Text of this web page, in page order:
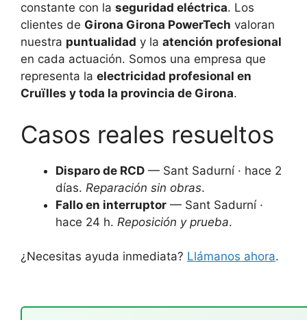
constante con la seguridad eléctrica. Los
clientes de Girona Girona PowerTech valoran
nuestra puntualidad y la atención profesional
en cada actuación. Somos una empresa que
representa la electricidad profesional en
Cruïlles y toda la provincia de Girona.
Casos reales resueltos
Disparo de RCD — Sant Sadurní · hace 2
días. Reparación sin obras.
Fallo en interruptor — Sant Sadurní ·
hace 24 h. Reposición y prueba.
¿Necesitas ayuda inmediata? Llámanos ahora.